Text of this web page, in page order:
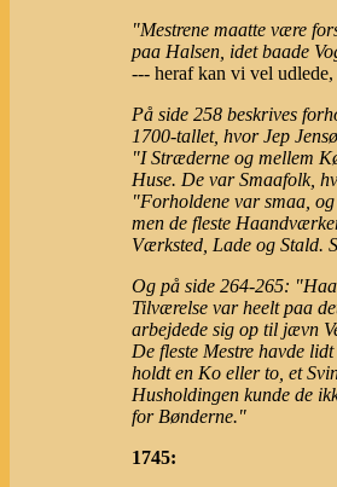
"Mestrene maatte være
paa Halsen, idet baade
--- heraf kan vi vel
På side 258 beskrives
1700-tallet, hvor Jep
"I Stræderne og mellem
Huse. De var Smaafolk,
"Forholdene var smaa,
men de fleste
Værksted, Lade og Stald.
Og på side 264-265:
Tilværelse var heelt paa
arbejdede sig op til jævn
De fleste Mestre havde
holdt en Ko eller to, et
Husholdingen kunde de
for Bønderne."
1745: